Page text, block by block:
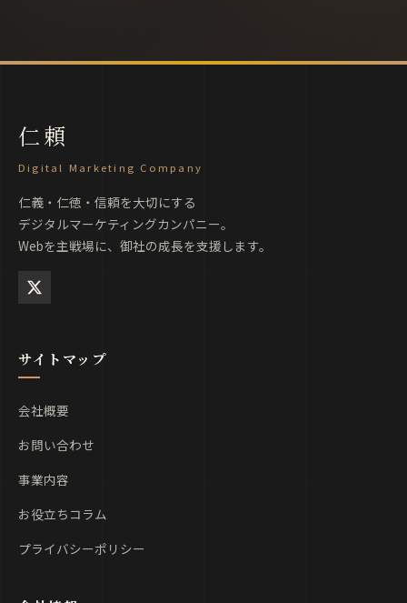
仁頼
Digital Marketing Company
仁義・仁徳・信頼を大切にする
デジタルマーケティングカンパニー。
Webを主戦場に、御社の成長を支援します。
サイトマップ
会社概要
お問い合わせ
事業内容
お役立ちコラム
プライバシーポリシー